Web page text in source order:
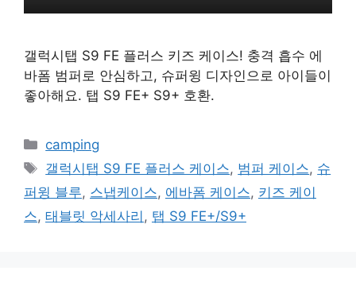
갤럭시탭 S9 FE 플러스 키즈 케이스! 충격 흡수 에
바폼 범퍼로 안심하고, 슈퍼윙 디자인으로 아이들이
좋아해요. 탭 S9 FE+ S9+ 호환.
카
테
리
camping
태
그
갤럭시탭 S9 FE 플러스 케이스, 범퍼 케이스, 슈
퍼윙 블루, 스냅케이스, 에바폼 케이스, 키즈 케이
스, 태블릿 악세사리 , 탭 S9 FE+/S9+